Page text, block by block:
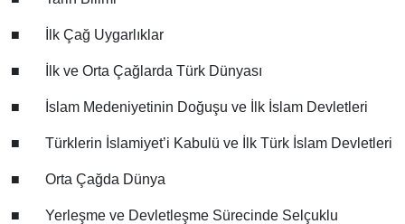
■ İlk Çağ Uygarlıklar
■ İlk ve Orta Çağlarda Türk Dünyası
■ İslam Medeniyetinin Doğuşu ve İlk İslam Devletleri
■ Türklerin İslamiyet’i Kabulü ve İlk Türk İslam Devletleri
■ Orta Çağda Dünya
■ Yerleşme ve Devletleşme Sürecinde Selçuklu